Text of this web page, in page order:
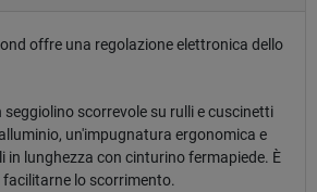
offre una regolazione elettronica dello
scorrevole su rulli e cuscinetti
un'impugnatura ergonomica e
in lunghezza con cinturino fermapiede. È
lo scorrimento.